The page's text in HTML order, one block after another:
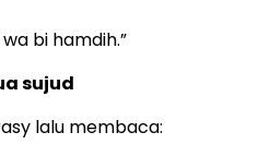
bi hamdih.”
sujud
lalu membaca: